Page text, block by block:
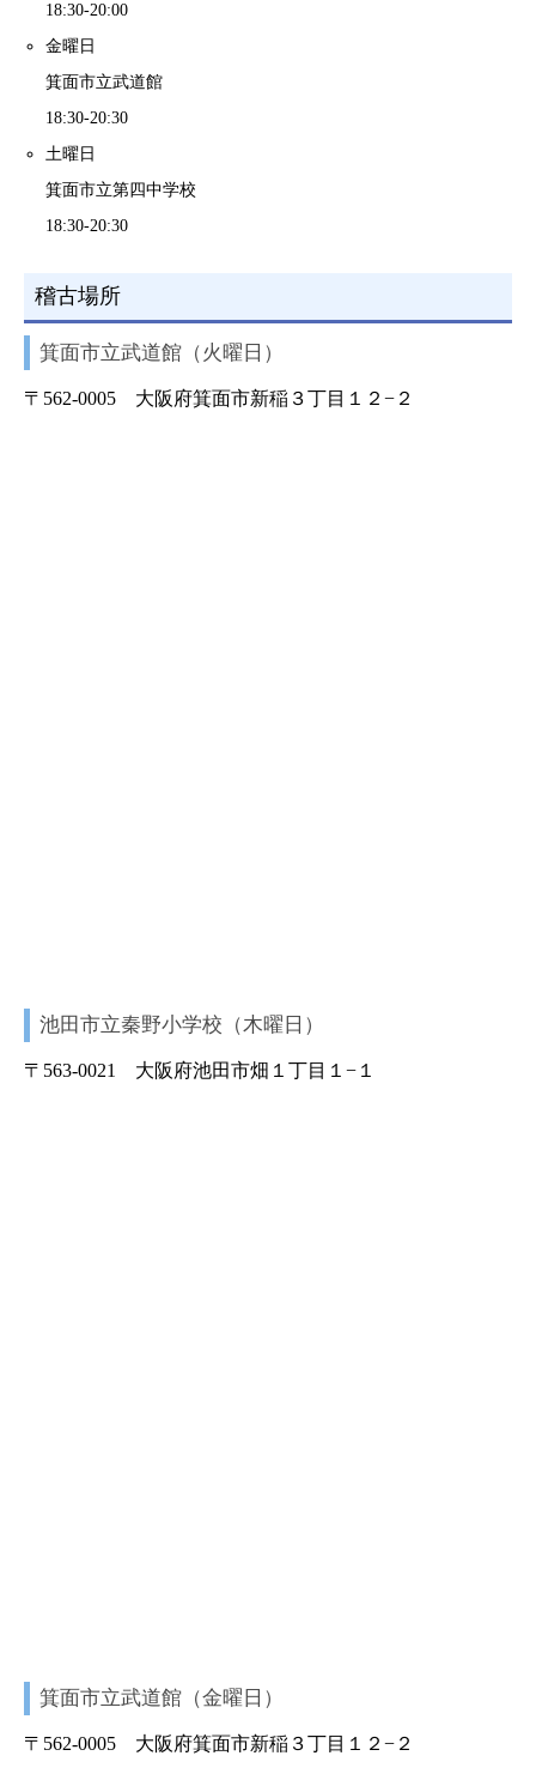
18:30-20:00
金曜日
箕面市立武道館
18:30-20:30
土曜日
箕面市立第四中学校
18:30-20:30
稽古場所
箕面市立武道館（火曜日）
〒562-0005 大阪府箕面市新稲３丁目１２−２
池田市立秦野小学校（木曜日）
〒563-0021 大阪府池田市畑１丁目１−１
箕面市立武道館（金曜日）
〒562-0005 大阪府箕面市新稲３丁目１２−２